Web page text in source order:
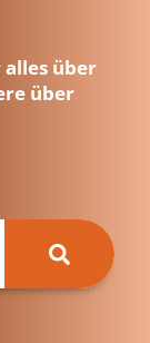
alles über
über